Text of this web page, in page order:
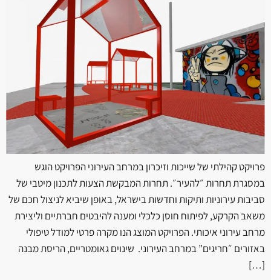
פרויקט קהילתי של שייכות וזיכרון במרחב העירוני הפרויקט הוגש
במסגרת תחרות ״להעיר״. תחרות המבקשת הצעות לתכנון מיטבי של
סביבות עירוניות ותיקות וחדשות בישראל, באופן שיביא לניצול חכם של
משאב הקרקע, לפיתוח חוסן כלכלי ומענה להיבטים חברתיים וליצירת
מרחב עירוני איכותי. הפרויקט המוצג הנו מקרה פרטי למודל טיפולי
באזורים ״חריגים” במרחב העירוני. שינוים גאומטריים, הריסת מבנה
[…]